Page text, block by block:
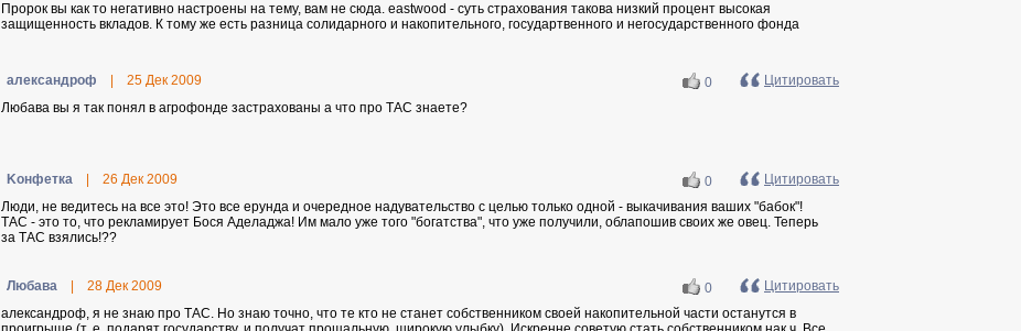
Пророк вы как то негативно настроены на тему, вам не сюда. eastwood - суть страхования такова низкий процент высокая
защищенность вкладов. К тому же есть разница солидарного и накопительного, государтвенного и негосударственного фонда
aлeкcaндpoф 25 Дек 2009 0
Цитировать
Любава вы я так понял в агрофонде застрахованы а что про ТАС знаете?
Koнфeткa 26 Дек 2009 0
Цитировать
Люди, не ведитесь на все это! Это все ерунда и очередное надувательство с целью только одной - выкачивания ваших "бабок"!
ТАС - это то, что рекламирует Бося Аделаджа! Им мало уже того "богатства", что уже получили, облапошив своих же овец. Теперь
за ТАС взялись!??
Любaвa 28 Дек 2009 0
Цитировать
александроф, я не знаю про ТАС. Но знаю точно, что те кто не станет собственником своей накопительной части останутся в